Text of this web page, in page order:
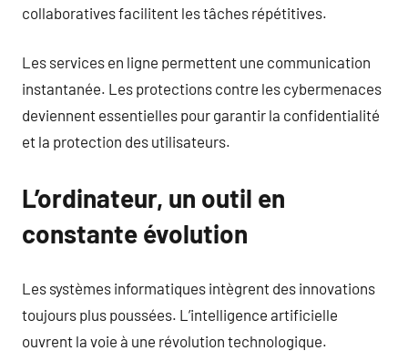
collaboratives facilitent les tâches répétitives.
Les services en ligne permettent une communication
instantanée. Les protections contre les cybermenaces
deviennent essentielles pour garantir la confidentialité
et la protection des utilisateurs.
L’ordinateur, un outil en
constante évolution
Les systèmes informatiques intègrent des innovations
toujours plus poussées. L’intelligence artificielle
ouvrent la voie à une révolution technologique.